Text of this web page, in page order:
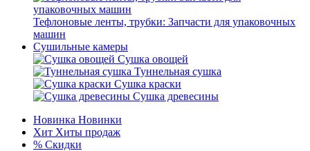
Тефлоновые ленты, трубки: Запчасти для упаковочных
машин
Сушильные камеры
Сушка овощей
Туннельная сушка
Сушка краски
Сушка древесины
Новинка Новинки
Хит Хиты продаж
% Скидки